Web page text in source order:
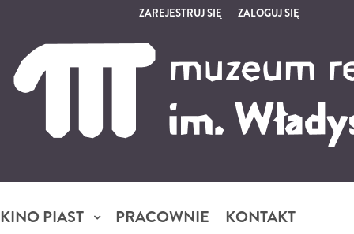
ZAREJESTRUJ SIĘ ZALOGUJ SIĘ
0,00
14
KINO PIAST PRACOWNIE KONTAKT